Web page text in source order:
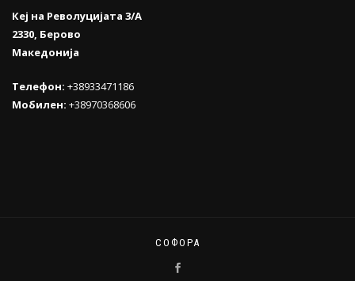
Кеј на Револуцијата 3/А
2330, Берово
Македонија
Телефон: +38933471186
Мобилен: +38970368606
СОФОРА